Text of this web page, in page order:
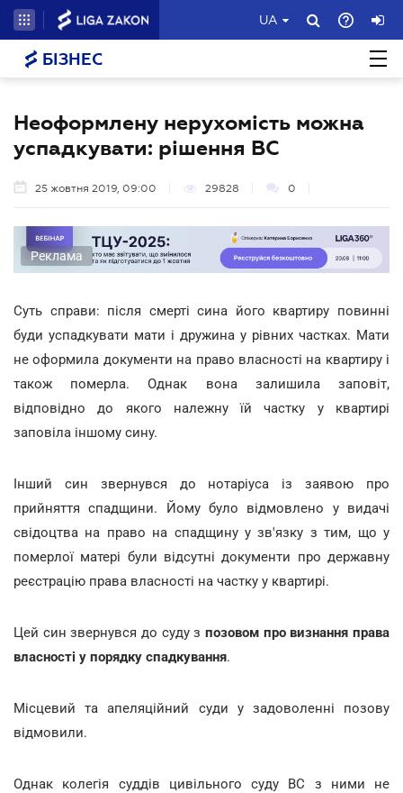
UA
БІЗНЕС
Неоформлену нерухомість можна
успадкувати: рішення ВС
25 жовтня 2019, 09:00 29828 0
Реклама
Суть справи: після смерті сина його квартиру повинні
буди успадкувати мати і дружина у рівних частках. Мати
не оформила документи на право власності на квартиру і
також померла. Однак вона залишила заповіт,
відповідно до якого належну їй частку у квартирі
заповіла іншому сину.
Інший син звернувся до нотаріуса із заявою про
прийняття спадщини. Йому було відмовлено у видачі
свідоцтва на право на спадщину у зв'язку з тим, що у
померлої матері були відсутні документи про державну
реєстрацію права власності на частку у квартирі.
Цей син звернувся до суду з позовом про визнання права
власності у порядку спадкування.
Місцевий та апеляційний суди у задоволенні позову
відмовили.
Однак колегія суддів цивільного суду ВС з ними не